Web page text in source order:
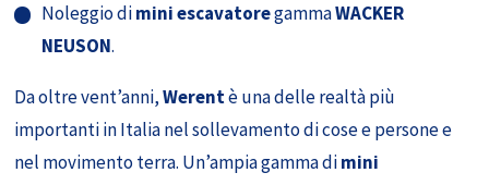
Noleggio dimini escavatoregammaWACKER
NEUSON.
Da oltre vent’anni,Werentè una delle realtà più
importanti in Italia nel sollevamento di cose e persone e
nel movimento terra. Un’ampia gamma dimini